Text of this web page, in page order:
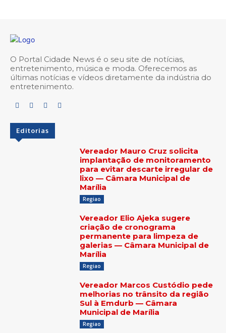
O Portal Cidade News é o seu site de notícias,
entretenimento, música e moda. Oferecemos as
últimas notícias e vídeos diretamente da indústria do
entretenimento.
Editorias
Vereador Mauro Cruz solicita
implantação de monitoramento
para evitar descarte irregular de
lixo — Câmara Municipal de
Marília
Regiao
Vereador Elio Ajeka sugere
criação de cronograma
permanente para limpeza de
galerias — Câmara Municipal de
Marília
Regiao
Vereador Marcos Custódio pede
melhorias no trânsito da região
Sul à Emdurb — Câmara
Municipal de Marília
Regiao